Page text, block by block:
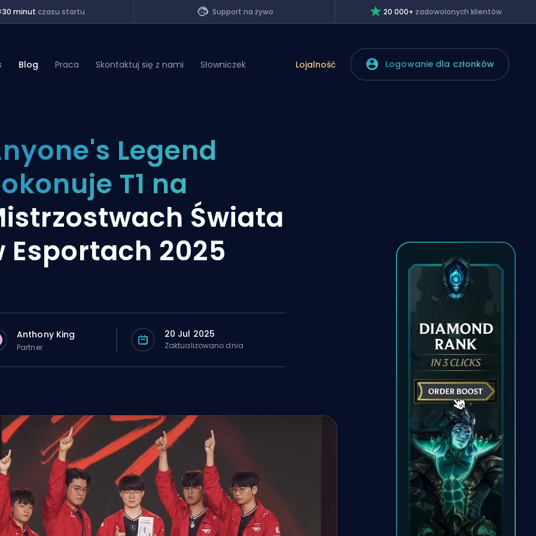
minutczasu startu Support na żywo 20 000+ zadowolonych klientów
Blog Praca Skontaktuj się z nami Słowniczek Lojalność Logowanie dla członków
Legend
T1 na
Świata
Esportach 2025
Anthony King
Partner
20 Jul 2025
Zaktualizowano dnia